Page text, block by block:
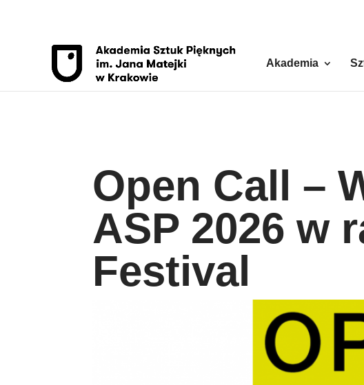
Akademia
Open Call –
ASP 2026 w
Festival